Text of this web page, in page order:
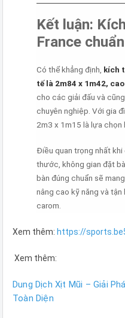
Kết luận:
France
Có thể khẳng định, kích
tế là 2m84 x 1m42,
cho các giải đấu và
chuyên nghiệp. Với gia
2m3 x 1m15 là lựa chọn
Điều quan trọng nhất
thước, không gian đặt
bàn đúng chuẩn sẽ
nâng cao kỹ năng và
carom.
Xem thêm: https://
Xem thêm:
Dung Dịch Xịt Mũi – Giải
Toàn Diện